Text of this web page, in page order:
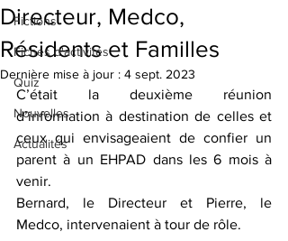
Fictions
Fiches d'activités
Quiz
Nouvelles
Actualités
Directeur, Medco,
Résidents et Familles
Dernière mise à jour : 4 sept. 2023
C’était la deuxième réunion
d’information à destination de celles et
ceux qui envisageaient de confier un
parent à un EHPAD dans les 6 mois à
venir.
Bernard, le Directeur et Pierre, le
Medco, intervenaient à tour de rôle.